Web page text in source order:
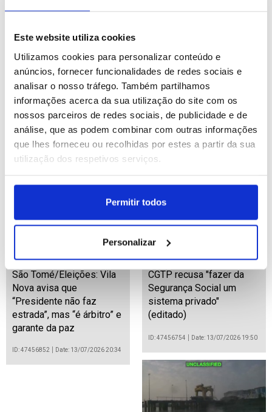
Este website utiliza cookies
Utilizamos cookies para personalizar conteúdo e
anúncios, fornecer funcionalidades de redes sociais e
analisar o nosso tráfego. Também partilhamos
informações acerca da sua utilização do site com os
nossos parceiros de redes sociais, de publicidade e de
análise, que as podem combinar com outras informações
que lhes forneceu ou recolhidas por estes a partir da sua
utilização dos respetivos serviços.
Permitir todos
Personalizar
Desfile do Dia da
Bastilha, em Paris
ID: 47459753 Date: 14/07/2026 12:50
Irão: Estados Unidos
atacam alvos iranianos e
Teerão retalia em todo o
Médio Oriente
ID: 47459078
São Tomé/Eleições: Vila
Nova avisa que
“Presidente não faz
estrada”, mas “é árbitro” e
garante da paz
ID: 47456852 Date: 13/07/2026 20:34
CGTP recusa "fazer da
Segurança Social um
sistema privado"
(editado)
ID: 47456754 Date: 13/07/2026 19:50